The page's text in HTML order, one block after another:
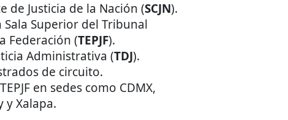
de Justicia de la Nación (SCJN).
Superior del Tribunal
Federación (TEPJF).
Administrativa (TDJ).
de circuito.
en sedes como CDMX,
y Xalapa.